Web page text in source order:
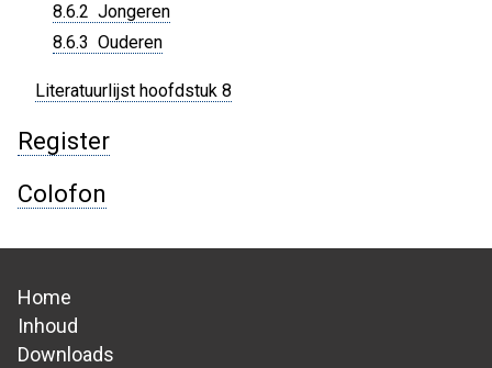
8.6.2 Jongeren
8.6.3 Ouderen
Literatuurlijst hoofdstuk 8
Register
Colofon
Hoofdnavigatie
Home
Inhoud
Downloads